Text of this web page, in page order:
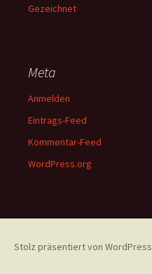
Gezeichnet
Meta
Anmelden
Eintrags-Feed
Kommentar-Feed
WordPress.org
Stolz präsentiert von WordPress